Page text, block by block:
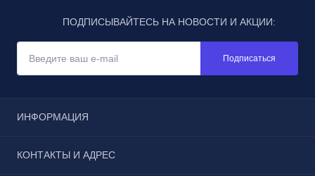
ПОДПИСЫВАЙТЕСЬ НА НОВОСТИ И АКЦИИ:
Подписаться
ИНФОРМАЦИЯ
Реквизиты
КОНТАКТЫ И АДРЕС